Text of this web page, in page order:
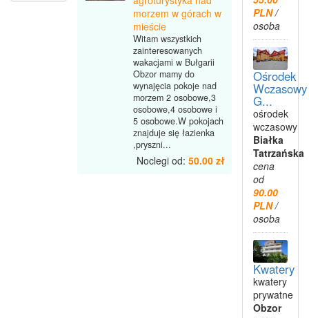
morzem w górach w
mieście
Witam wszystkich
zainteresowanych
wakacjami w Bułgarii
Obzor mamy do
wynajęcia pokoje nad
morzem 2 osobowe,3
osobowe,4 osobowe i
5 osobowe.W pokojach
znajduje się łazienka
,pryszni...
Noclegi od: 50.00 zł
PLN/
osoba
Ośrodek
Wczasowy
G...
ośrodek
wczasowy
Białka
Tatrzańska
cena
od
90.00
PLN/
osoba
Kwatery
kwatery
prywatne
Obzor